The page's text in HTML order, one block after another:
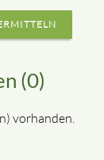
(0)
vorhanden.